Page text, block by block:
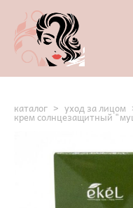
каталог > уход за лицом
крем солнцезащитный